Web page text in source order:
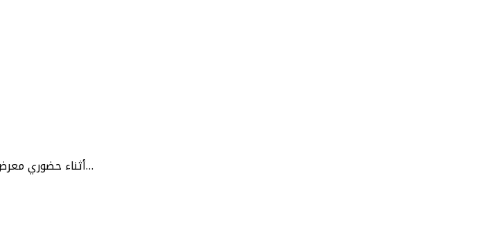
أثناء حضوري معرض الدوحة الدولي للكتاب، شاركت في ندوة أقامتها وزارة الثقافة القطرية بعنوان: “التحديات…